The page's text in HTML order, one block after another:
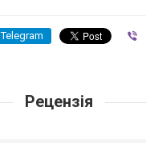
Telegram
Рецензія